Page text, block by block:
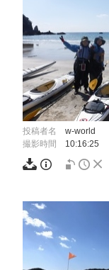
投稿者名
w-world
撮影時間
10:16:25